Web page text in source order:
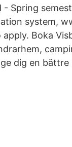
Spring
system,
Boka
dig en bättre